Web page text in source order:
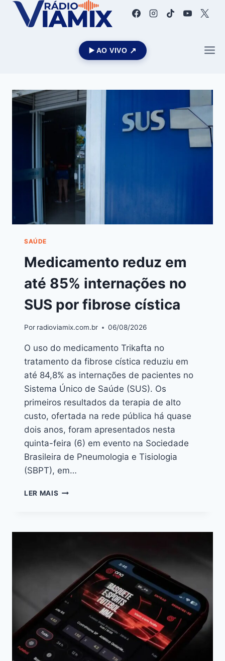
▶️ AO VIVO
SAÚDE
Medicamento reduz em
até 85% internações no
SUS por fibrose cística
Por radioviamix.com.br 06/08/2026
O uso do medicamento Trikafta no
tratamento da fibrose cística reduziu em
até 84,8% as internações de pacientes no
Sistema Único de Saúde (SUS). Os
primeiros resultados da terapia de alto
custo, ofertada na rede pública há quase
dois anos, foram apresentados nesta
quinta-feira (6) em evento na Sociedade
Brasileira de Pneumologia e Tisiologia
(SBPT), em…
LER MAIS